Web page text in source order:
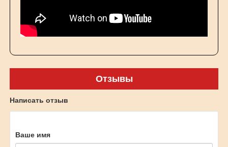
Отзывы
Написать отзыв
Ваше имя